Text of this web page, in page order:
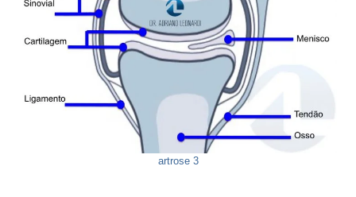
artrose 3